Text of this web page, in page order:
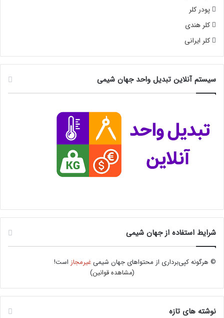
پودر کلر
کلر هندی
کلر ایرانی
سیستم آنلاین تبدیل واحد جهان شیمی
شرایط استفاده از جهان شیمی
© هرگونه کپی‌برداری از محتواهای جهان شیمیغیرمجاز است!
(مشاهده قوانین)
نوشته های تازه